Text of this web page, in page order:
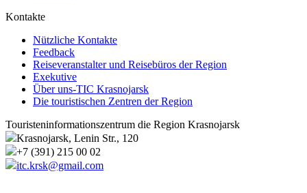
Kontakte
Nützliche Kontakte
Feedback
Reiseveranstalter und Reisebüros der Region
Exekutive
Über uns-TIC Krasnojarsk
Die touristischen Zentren der Region
Touristeninformationszentrum die Region Krasnojarsk
Krasnojarsk, Lenin Str., 120
+7 (391) 215 00 02
itc.krsk@gmail.com